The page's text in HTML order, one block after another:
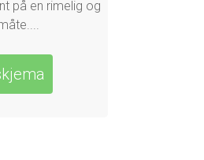
på en rimelig og